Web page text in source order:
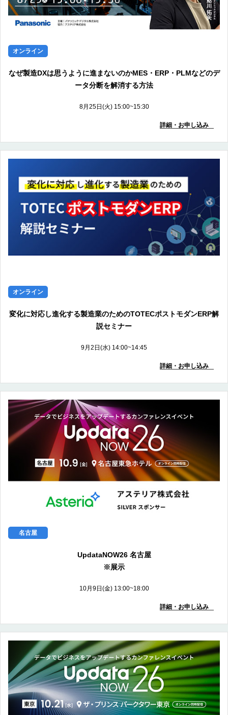
オンライン
なぜ製造DXは思うように進まないのかMES・ERP・PLMなどのデ
ータ分断を解消する方法
8月25日(火) 15:00~15:30
詳細・お申し込み
オンライン
変化に対応し進化する製造業のためのTOTECポストモダンERP解
説セミナー
9月2日(水) 14:00~14:45
詳細・お申し込み
名古屋
UpdataNOW26 名古屋
※展示
10月9日(金) 13:00~18:00
詳細・お申し込み